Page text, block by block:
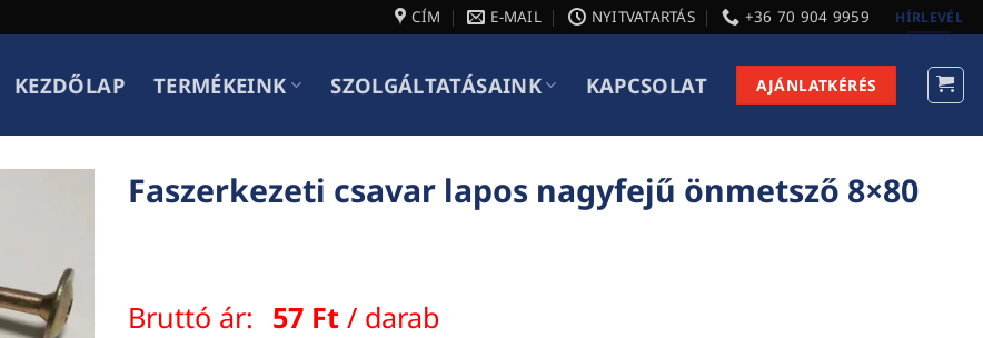
CÍM E-MAIL NYITVATARTÁS +36 70 904 9959 HÍRLEVÉL
KEZDŐLAP TERMÉKEINK SZOLGÁLTATÁSAINK KAPCSOLAT AJÁNLATKÉRÉS
Faszerkezeti csavar lapos nagyfejű önmetsző 8×80
Bruttó ár: 57 Ft / darab